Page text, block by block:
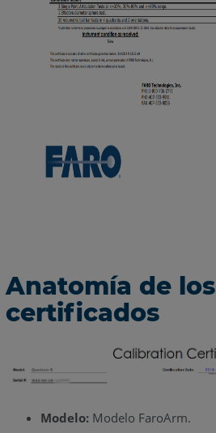
Anatomía de los
certificados
Modelo: Modelo FaroArm.